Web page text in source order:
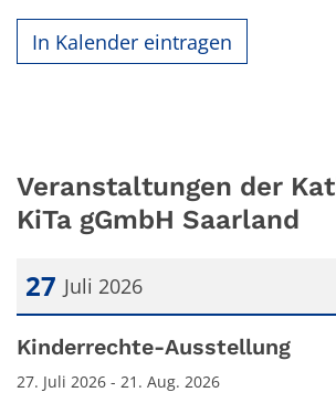
In Kalender eintragen
Veranstaltungen der
KiTa gGmbH Saarland
27 Juli 2026
Datum: 27. Juli 2026
Kinderrechte-Ausstellung
27. Juli 2026 - 21. Aug. 2026